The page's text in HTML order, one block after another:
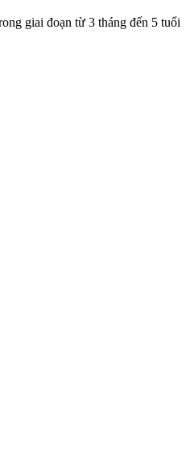
giai đoạn từ 3 tháng đến 5 tuổi